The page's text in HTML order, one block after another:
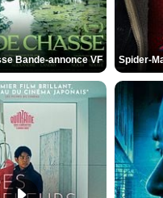
Bande-annonce VF